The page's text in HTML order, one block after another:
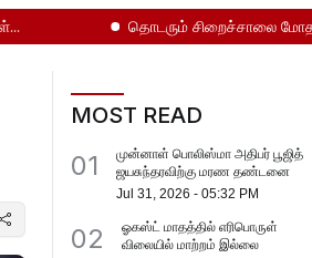
தொடரும் சிறைச்சாலை மோதல்கள்!
MOST READ
01
முன்னாள் பொலிஸ்மா அதிபர் பூஜித்
ஜயசுந்தரவிற்கு மரண தண்டனை
Jul 31, 2026 -05:32 PM
02
ஓகஸ்ட் மாதத்தில் எரிபொருள்
விலையில் மாற்றம் இல்லை